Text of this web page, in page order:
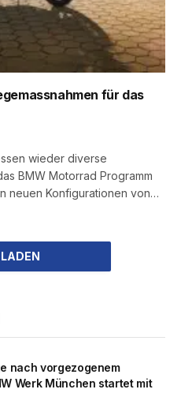
für das
wieder diverse
BMW Motorrad Programm
neuen Konfigurationen von…
nach vorgezogenem
Werk München startet mit